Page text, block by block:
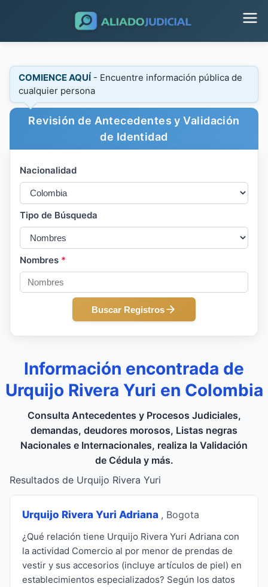
COMIENCE AQUÍ - Encuentre información pública de
cualquier persona
Revisión de Antecedentes y Validación
de Identidad
Nacionalidad
Tipo de Búsqueda
Nombres *
Buscar Registros
Información encontrada de
Urquijo Rivera Yuri en Colombia
Consulta Antecedentes y Procesos Judiciales,
demandas, deudores morosos, Listas negras
Nacionales e Internacionales, realiza la Validación
de Cédula y más.
Resultados de Urquijo Rivera Yuri
Urquijo Rivera Yuri Adriana , Bogota
¿Qué relación tiene Urquijo Rivera Yuri Adriana con
la actividad Comercio al por menor de prendas de
vestir y sus accesorios (incluye artículos de piel) en
establecimientos especializados? Según los datos